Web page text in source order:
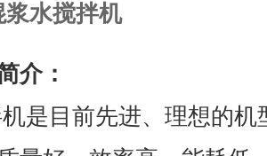
介：
是目前先进、理想的